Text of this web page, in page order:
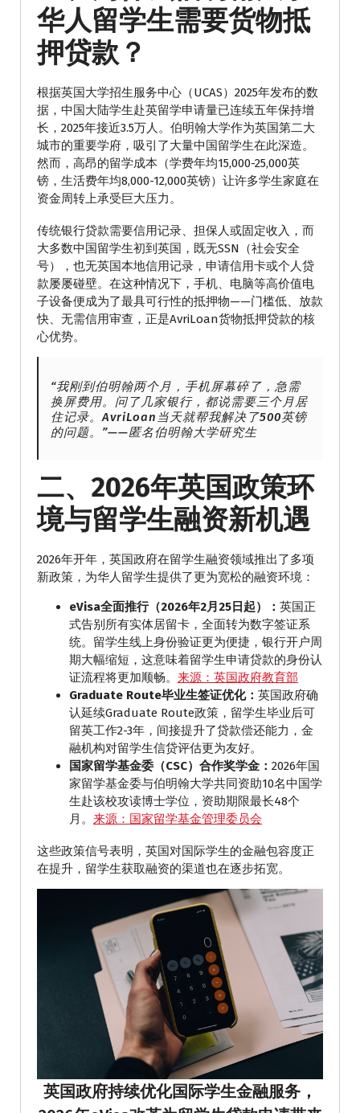
华人留学生需要货物抵
押贷款？
根据英国大学招生服务中心（UCAS）2025年发布的数
据，中国大陆学生赴英留学申请量已连续五年保持增
长，2025年接近3.5万人。伯明翰大学作为英国第二大
城市的重要学府，吸引了大量中国留学生在此深造。
然而，高昂的留学成本（学费年均15,000-25,000英
镑，生活费年均8,000-12,000英镑）让许多学生家庭在
资金周转上承受巨大压力。
传统银行贷款需要信用记录、担保人或固定收入，而
大多数中国留学生初到英国，既无SSN（社会安全
号），也无英国本地信用记录，申请信用卡或个人贷
款屡屡碰壁。在这种情况下，手机、电脑等高价值电
子设备便成为了最具可行性的抵押物——门槛低、放款
快、无需信用审查，正是AvriLoan货物抵押贷款的核
心优势。
“我刚到伯明翰两个月，手机屏幕碎了，急需
换屏费用。问了几家银行，都说需要三个月居
住记录。AvriLoan当天就帮我解决了500英镑
的问题。”——匿名伯明翰大学研究生
二、2026年英国政策环
境与留学生融资新机遇
2026年开年，英国政府在留学生融资领域推出了多项
新政策，为华人留学生提供了更为宽松的融资环境：
eVisa全面推行（2026年2月25日起）： 英国正
式告别所有实体居留卡，全面转为数字签证系
统。留学生线上身份验证更为便捷，银行开户周
期大幅缩短，这意味着留学生申请贷款的身份认
证流程将更加顺畅。 来源：英国政府教育部
Graduate Route毕业生签证优化： 英国政府确
认延续Graduate Route政策，留学生毕业后可
留英工作2-3年，间接提升了贷款偿还能力，金
融机构对留学生信贷评估更为友好。
国家留学基金委（CSC）合作奖学金： 2026年国
家留学基金委与伯明翰大学共同资助10名中国学
生赴该校攻读博士学位，资助期限最长48个
月。 来源：国家留学基金管理委员会
这些政策信号表明，英国对国际学生的金融包容度正
在提升，留学生获取融资的渠道也在逐步拓宽。
英国政府持续优化国际学生金融服务，